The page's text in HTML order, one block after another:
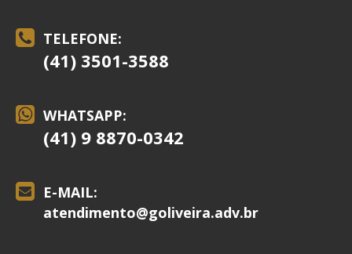
TELEFONE:
(41) 3501-3588
WHATSAPP:
(41) 9 8870-0342
E-MAIL:
atendimento@goliveira.adv.br